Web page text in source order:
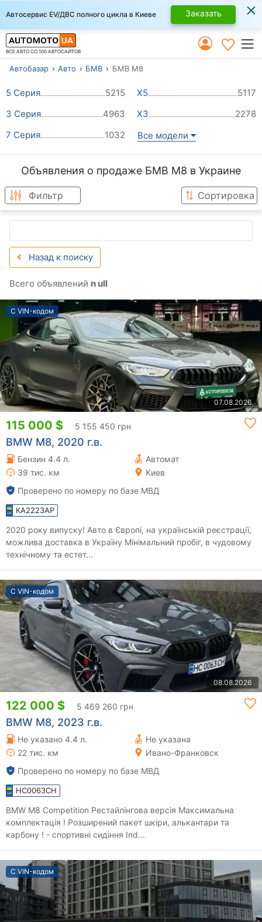
Автосервис EV/ДВС полного цикла в Киеве Заказать ×
ВСЕ АВТО СО 100 АВТОСАЙТОВ
Автобазар Авто БМВ БМВ M8
5 Серия 5215 Х5
5117
3 Серия
4963 Х3
2278
7 Серия
1032 Все модели
Объявления о продаже БМВ M8 в Украине
Фильтр Сортировка
Назад к поиску
Всего объявлений n ull
С VIN-кодом
07.08.2026
115 000 $ 5 155 450 грн
BMW M8, 2020 г.в.
Бензин 4.4 л.
Автомат
39 тис. км
Киев
Проверено по номеру по базе МВД
KA2223AP
2020 року випуску! Авто в Європі, на українській реєстрації,
можлива доставка в Україну Мінімальний пробіг, в чудовому
технічному та естет...
С VIN-кодом
08.08.2026
122 000 $ 5 469 260 грн
BMW M8, 2023 г.в.
Не указано 4.4 л.
Не указана
22 тис. км
Ивано-Франковск
Проверено по номеру по базе МВД
HC0063CH
BMW M8 Competition Рестайлінгова версія Максимальна
комплектація ! Розширений пакет шкіри, алькантари та
карбону ! - спортивні сидіння Ind...
С VIN-кодом